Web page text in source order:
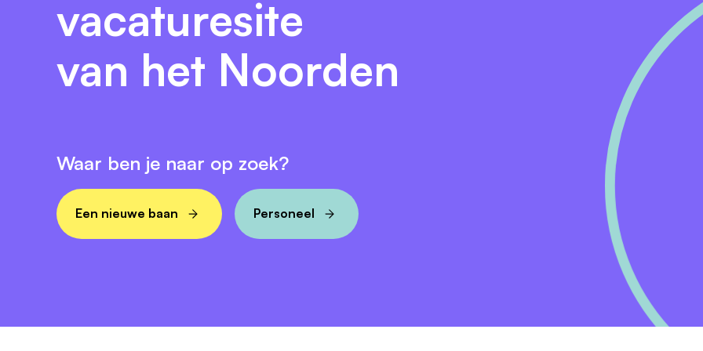
Standplaats Assen;
Werkgebied Noord-Nederland.
Benieuwd naar de projecten waar jij straks aan werkt? Bekijk dan onze site. Zo kan je aan de slag
omgevingsvisie
Kom je kennismaken?
Nieuwsgierig naar de mogelijkheden? Laten we kennismaken! We plannen graag een vrijblijvend
gesprek om samen te verkennen of deze rol bij jou past. Neem contact op met Pieter Schollema
23957563 of Dit e-mailadres wordt beveiligd tegen spambots.
Ben je enthousiast en herken je jezelf in dit profiel? Dan ontvangen wij graag jouw cv en motivatie
Over BügelHajema Adviseurs
vacaturesite
van het Noorden
Waar ben je naar op zoek?
Een nieuwe baan Personeel